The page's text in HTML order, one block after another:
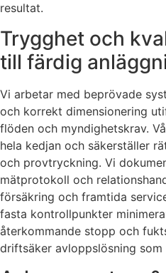
resultat.
Trygghet och
till färdig
Vi arbetar med beprövade
och korrekt dimensionering
flöden och myndighetskrav.
hela kedjan och säkerställer
och provtryckning. Vi
mätprotokoll och
försäkring och framtida
fasta kontrollpunkter
återkommande stopp och
driftsäker avloppslösning